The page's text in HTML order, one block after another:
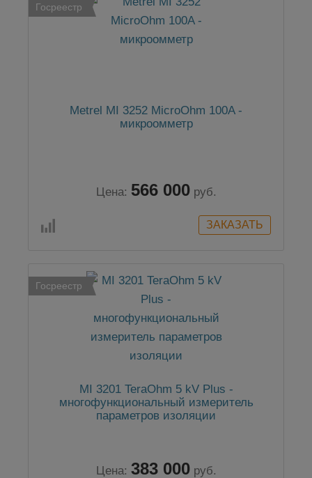
Госреестр
Metrel MI 3252 MicroOhm 100A -
микроомметр
Цена: 566 000 руб.
Госреестр
MI 3201 TeraOhm 5 kV Plus -
многофункциональный измеритель
параметров изоляции
Цена: 383 000 руб.